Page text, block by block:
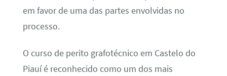
em favor de uma das partes envolvidas no
processo.
O curso de perito grafotécnico em Castelo do
Piauí é reconhecido como um dos mais